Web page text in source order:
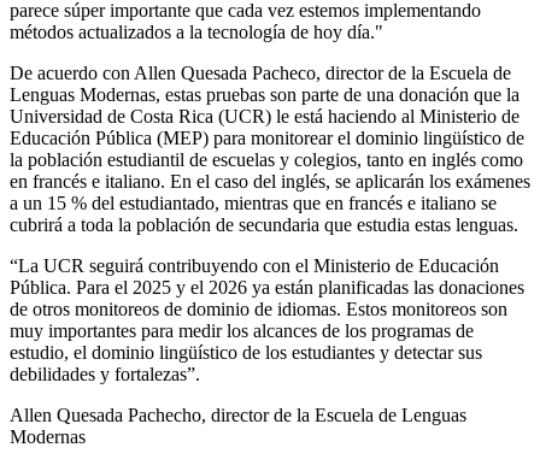
parece súper importante que cada vez estemos implementando
métodos actualizados a la tecnología de hoy día."
De acuerdo con Allen Quesada Pacheco, director de la Escuela de
Lenguas Modernas, estas pruebas son parte de una donación que la
Universidad de Costa Rica (UCR) le está haciendo al Ministerio de
Educación Pública (MEP) para monitorear el dominio lingüístico de
la población estudiantil de escuelas y colegios, tanto en inglés como
en francés e italiano. En el caso del inglés, se aplicarán los exámenes
a un 15 % del estudiantado, mientras que en francés e italiano se
cubrirá a toda la población de secundaria que estudia estas lenguas.
“La UCR seguirá contribuyendo con el Ministerio de Educación
Pública. Para el 2025 y el 2026 ya están planificadas las donaciones
de otros monitoreos de dominio de idiomas. Estos monitoreos son
muy importantes para medir los alcances de los programas de
estudio, el dominio lingüístico de los estudiantes y detectar sus
debilidades y fortalezas”.
Allen Quesada Pachecho, director de la Escuela de Lenguas
Modernas